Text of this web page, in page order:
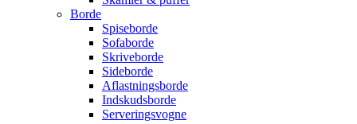
Borde
Spiseborde
Sofaborde
Skriveborde
Sideborde
Aflastningsborde
Indskudsborde
Serveringsvogne